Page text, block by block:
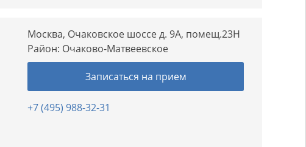
Москва, Очаковское шоссе д. 9А, помещ.23Н
Район: Очаково-Матвеевское
Записаться на прием
+7 (495) 988-32-31